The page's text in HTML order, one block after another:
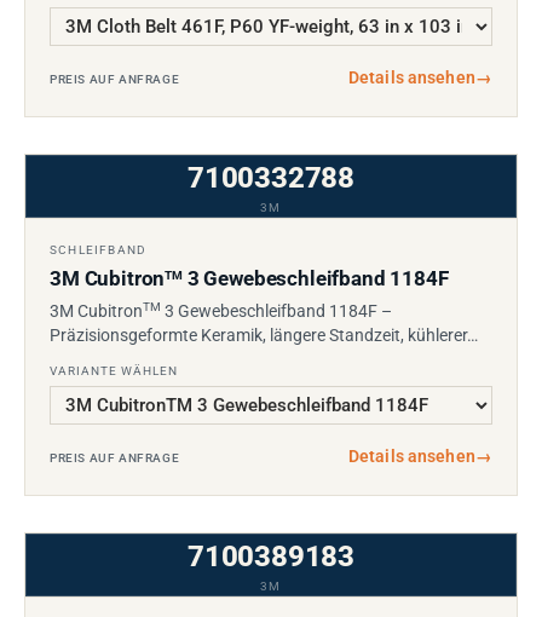
PREIS AUF ANFRAGE Details ansehen→
7100332788
3M
SCHLEIFBAND
3M CubitronTM3 Gewebeschleifband 1184F
3M CubitronTM 3 Gewebeschleifband 1184F –
Präzisionsgeformte Keramik, längere Standzeit, kühlerer…
VARIANTE WÄHLEN
PREIS AUF ANFRAGE Details ansehen→
7100389183
3M